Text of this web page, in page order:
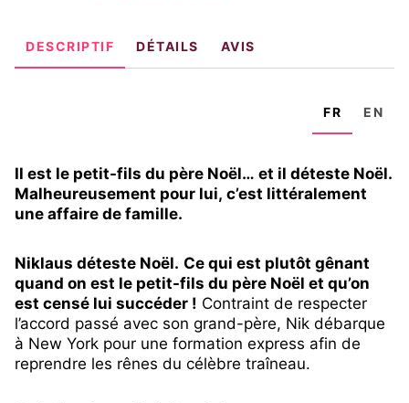
DESCRIPTIF DÉTAILS AVIS
FR EN
Il est le petit-fils du père Noël… et il déteste Noël.
Malheureusement pour lui, c’est littéralement
une affaire de famille.
Niklaus déteste Noël. Ce qui est plutôt gênant
quand on est le petit-fils du père Noël et qu’on
est censé lui succéder ! Contraint de respecter
l’accord passé avec son grand-père, Nik débarque
à New York pour une formation express afin de
reprendre les rênes du célèbre traîneau.